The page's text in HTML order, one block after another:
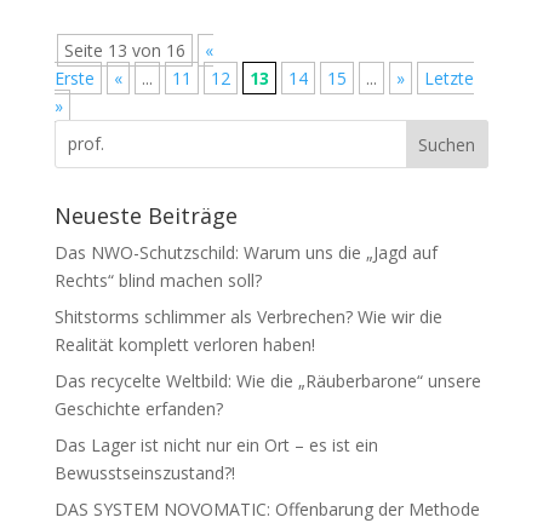
Seite 13 von 16
«
Erste
« ... 11 12 13 14 15 ... »
Letzte
»
Neueste Beiträge
Das NWO-Schutzschild: Warum uns die „Jagd auf
Rechts“ blind machen soll?
Shitstorms schlimmer als Verbrechen? Wie wir die
Realität komplett verloren haben!
Das recycelte Weltbild: Wie die „Räuberbarone“ unsere
Geschichte erfanden?
Das Lager ist nicht nur ein Ort – es ist ein
Bewusstseinszustand?!
DAS SYSTEM NOVOMATIC: Offenbarung der Methode